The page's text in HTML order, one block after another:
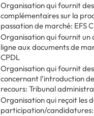
Organisation qui fournit
complémentaires sur la
passation de marché: EFS
Organisation qui fournit un
ligne aux documents de
CPDL
Organisation qui fournit
concernant l’introduction
recours: Tribunal
Organisation qui reçoit les
participation/candidatures: